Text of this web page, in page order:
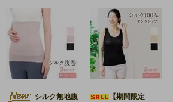
シルク無地腹
【期間限定